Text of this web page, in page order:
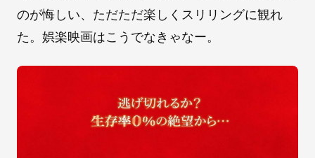
のが悔しい、ただただ楽しくスリリングに観れ
た。娯楽映画はこうでなきゃなー。